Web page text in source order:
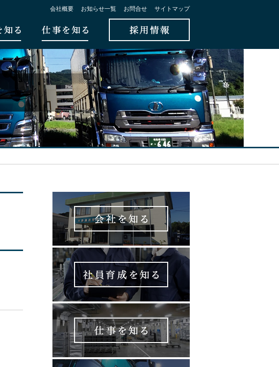
会社概要 お知らせ一覧 お問合せ サイトマップ